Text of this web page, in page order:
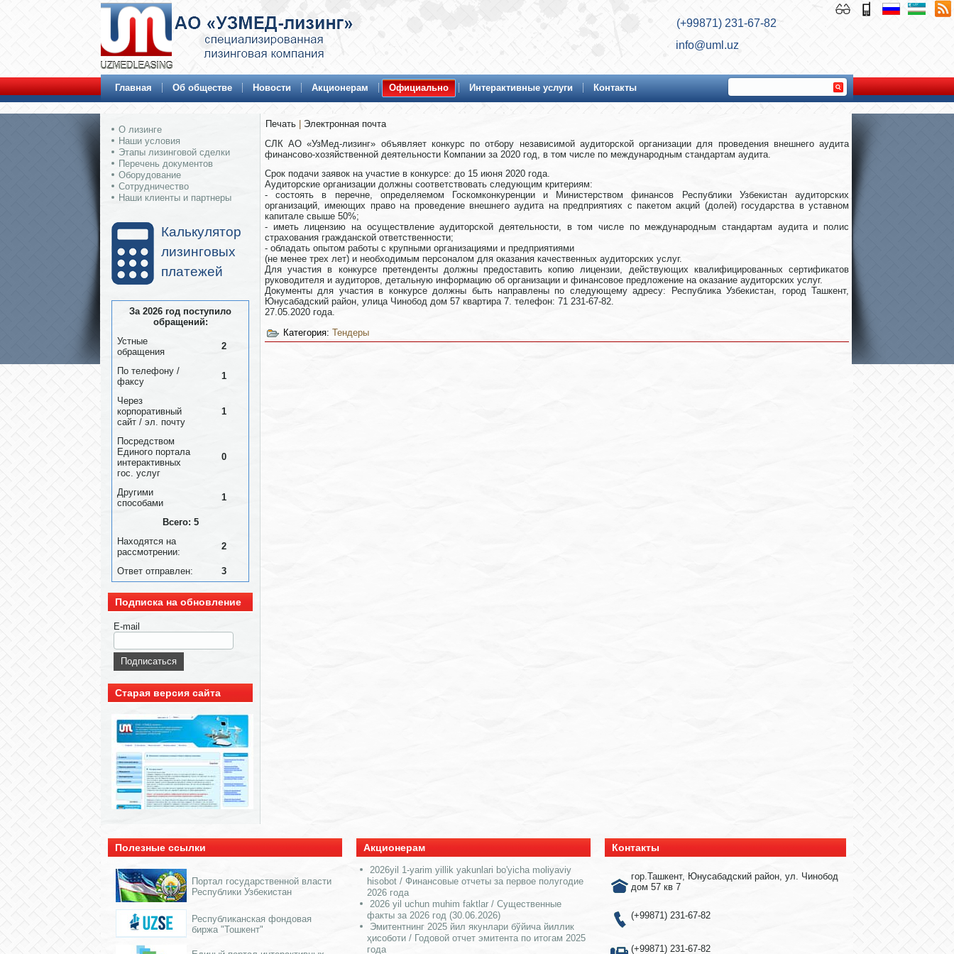
(+99871) 231-67-82
info@uml.uz
Главная Об обществе Новости Акционерам Официально Интерактивные услуги Контакты
О лизинге
Наши условия
Этапы лизинговой сделки
Перечень документов
Оборудование
Сотрудничество
Наши клиенты и партнеры
Калькулятор
лизинговых
платежей
За 2026 год поступило
обращений:
Устные
обращения
2
По телефону /
факсу
1
Через
корпоративный
сайт / эл. почту
1
Посредством
Единого портала
интерактивных
гос. услуг
0
Другими
способами
1
Всего: 5
Находятся на
рассмотрении:
2
Ответ отправлен: 3
Подписка на обновление
E-mail
Старая версия сайта
Печать
Электронная почта
СЛК АО «УзМед-лизинг» объявляет конкурс по отбору независимой аудиторской организации для проведения внешнего аудита
финансово-хозяйственной деятельности Компании за 2020 год, в том числе по международным стандартам аудита.
Срок подачи заявок на участие в конкурсе: до 15 июня 2020 года.
Аудиторские организации должны соответствовать следующим критериям:
- состоять в перечне, определяемом Госкомконкуренции и Министерством финансов Республики Узбекистан аудиторских
организаций, имеющих право на проведение внешнего аудита на предприятиях с пакетом акций (долей) государства в уставном
капитале свыше 50%;
- иметь лицензию на осуществление аудиторской деятельности, в том числе по международным стандартам аудита и полис
страхования гражданской ответственности;
- обладать опытом работы с крупными организациями и предприятиями
(не менее трех лет) и необходимым персоналом для оказания качественных аудиторских услуг.
Для участия в конкурсе претенденты должны предоставить копию лицензии, действующих квалифицированных сертификатов
руководителя и аудиторов, детальную информацию об организации и финансовое предложение на оказание аудиторских услуг.
Документы для участия в конкурсе должны быть направлены по следующему адресу: Республика Узбекистан, город Ташкент,
Юнусабадский район, улица Чинобод дом 57 квартира 7. телефон: 71 231-67-82.
27.05.2020 года.
Категория: Тендеры
Полезные ссылки
Портал государственной власти
Республики Узбекистан
Республиканская фондовая
биржа "Тошкент"
Акционерам
2026yil 1-yarim yillik yakunlari bo'yicha moliyaviy
hisobot / Финансовые отчеты за первое полугодие
2026 года
2026 yil uchun muhim faktlar / Существенные
факты за 2026 год (30.06.2026)
Эмитентнинг 2025 йил якунлари бўйича йиллик
ҳисоботи / Годовой отчет эмитента по итогам 2025
года
Контакты
гор.Ташкент, Юнусабадский район, ул. Чинобод
дом 57 кв 7
(+99871) 231-67-82
(+99871) 231-67-82